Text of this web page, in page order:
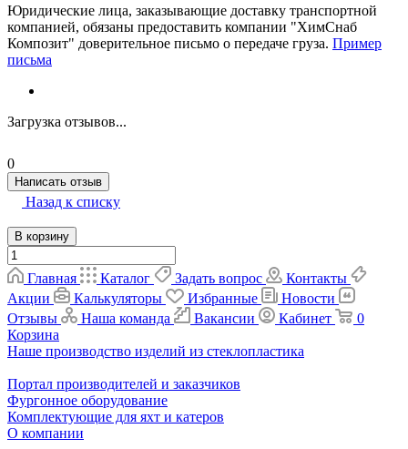
Юридические лица, заказывающие доставку транспортной
компанией, обязаны предоставить компании "ХимСнаб
Композит" доверительное письмо о передаче груза. Пример
письма
Загрузка отзывов...
0
Написать отзыв
Назад к списку
В корзину
Главная Каталог Задать вопрос
Контакты
Акции
Калькуляторы Избранные
Новости
Отзывы
Наша команда Вакансии Кабинет
0
Корзина
Наше производство изделий из стеклопластика
Портал производителей и заказчиков
Фургонное оборудование
Комплектующие для яхт и катеров
О компании